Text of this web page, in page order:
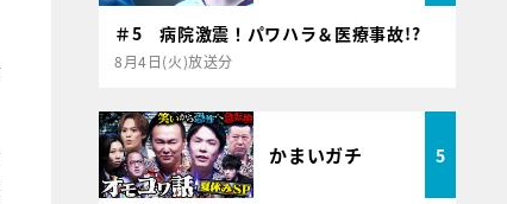
＃5 病院激震！パワハラ＆医療事故!?
8月4日(火)放送分
かまいガチ 5